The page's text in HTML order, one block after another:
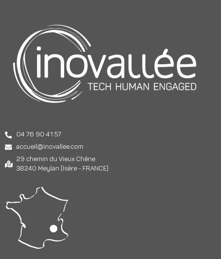
04 76 90 41 57
accueil@inovallee.com
29 chemin du Vieux Chêne
38240 Meylan (Isère - FRANCE)